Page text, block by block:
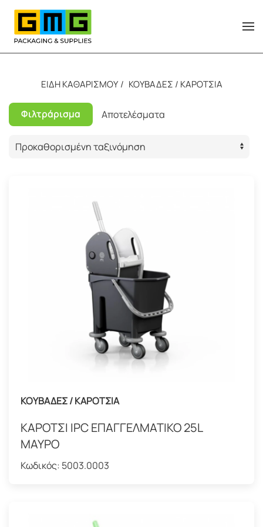
Skip to main content
ΕΙΔΗ ΚΑΘΑΡΙΣΜΟΥ ΚΟΥΒΑΔΕΣ / ΚΑΡΟΤΣΙΑ
Φιλτράρισμα Αποτελέσματα
ΚΟΥΒΑΔΕΣ / ΚΑΡΟΤΣΙΑ
ΚΑΡΟΤΣΙ IPC ΕΠΑΓΓΕΛΜΑΤΙΚΟ 25L
ΜΑΥΡΟ
Κωδικός: 5003.0003